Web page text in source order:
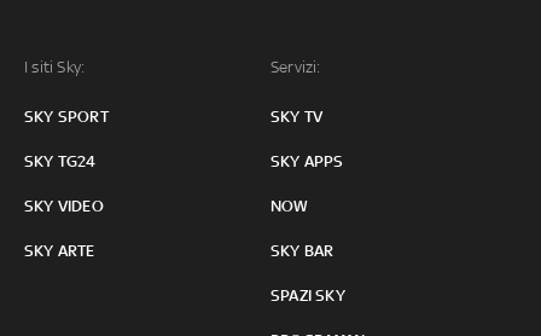
I siti Sky:
SKY SPORT
SKY TG24
SKY VIDEO
SKY ARTE
Servizi:
SKY TV
SKY APPS
NOW
SKY BAR
SPAZI SKY